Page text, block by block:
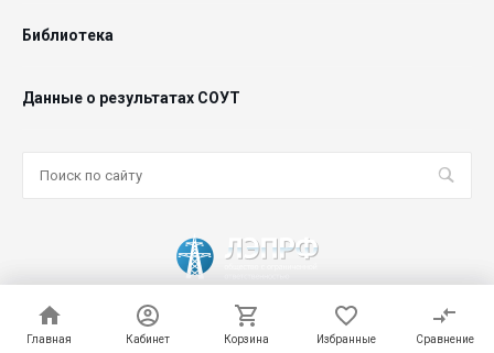
Главная Кабинет Корзина Избранные Сравнение
Главная Кабинет Корзина Избранные Сравнение
Библиотека
Данные о результатах СОУТ
© 2026 ООО "ЛЭПРФ", Все права защищены